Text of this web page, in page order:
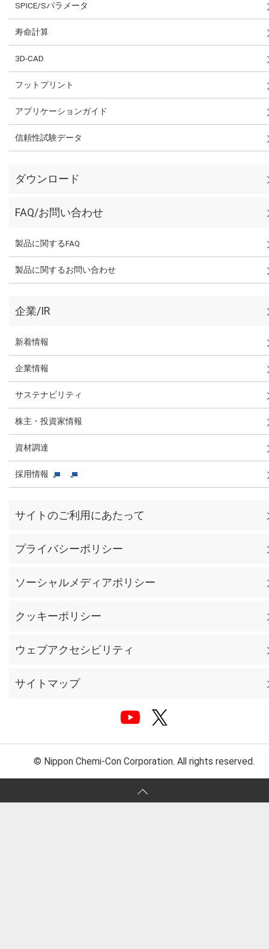
SPICE/Sパラメータ
寿命計算
3D-CAD
フットプリント
アプリケーションガイド
信頼性試験データ
ダウンロード
FAQ/お問い合わせ
製品に関するFAQ
製品に関するお問い合わせ
企業/IR
新着情報
企業情報
サステナビリティ
株主・投資家情報
資材調達
採用情報
サイトのご利用にあたって
プライバシーポリシー
ソーシャルメディアポリシー
クッキーポリシー
ウェブアクセシビリティ
サイトマップ
© Nippon Chemi-Con Corporation. All rights reserved.